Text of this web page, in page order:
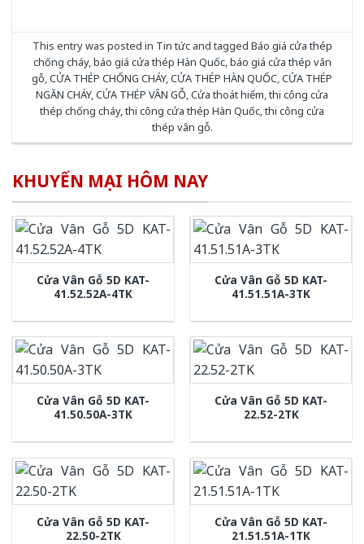
This entry was posted in Tin tứcand tagged Báo giá cửa thép
chống cháy,báo giá cửa thép Hàn Quốc,báo giá cửa thép vân
gỗ,CỬA THÉP CHỐNG CHÁY,CỬA THÉP HÀN QUỐC,CỬA THÉP
NGĂN CHÁY,CỬA THÉP VÂN GỖ,Cửa thoát hiểm,thi công cửa
thép chống cháy,thi công cửa thép Hàn Quốc,thi công cửa
thép vân gỗ.
KHUYẾN MẠI HÔM NAY
Cửa Vân Gỗ 5D KAT-
41.52.52A-4TK
Cửa Vân Gỗ 5D KAT-
41.51.51A-3TK
Cửa Vân Gỗ 5D KAT-
41.50.50A-3TK
Cửa Vân Gỗ 5D KAT-
22.52-2TK
Cửa Vân Gỗ 5D KAT-
22.50-2TK
Cửa Vân Gỗ 5D KAT-
21.51.51A-1TK